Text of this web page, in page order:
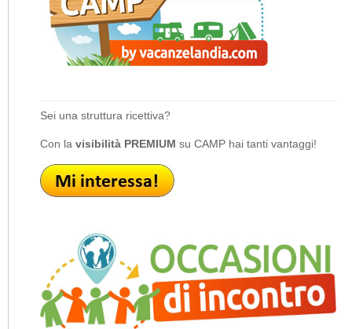
Sei una struttura ricettiva?
Con la visibilità PREMIUM su CAMP hai tanti vantaggi!